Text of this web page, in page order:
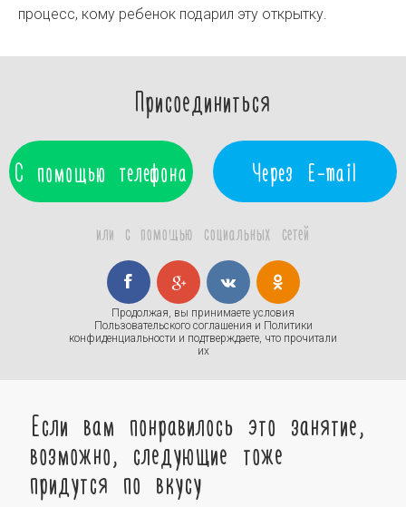
процесс, кому ребенок подарил эту открытку.
Присоединиться
С помощью телефона Через E-mail
или с помощью социальных сетей
Продолжая, вы принимаете условия
Пользовательского соглашения и Политики
конфиденциальности и подтверждаете, что прочитали
их
Если вам понравилось это занятие,
возможно, следующие тоже
придутся по вкусу